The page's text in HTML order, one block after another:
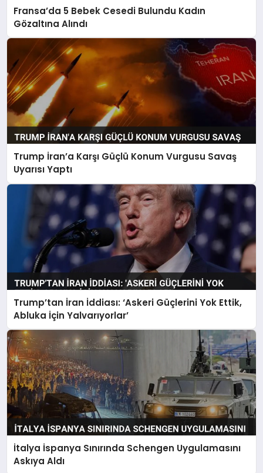
Fransa’da 5 Bebek Cesedi Bulundu Kadın
Gözaltına Alındı
Trump İran’a Karşı Güçlü Konum Vurgusu Savaş
Uyarısı Yaptı
Trump’tan İran İddiası: ‘Askeri Güçlerini Yok Ettik,
Abluka İçin Yalvarıyorlar’
İtalya İspanya Sınırında Schengen Uygulamasını
Askıya Aldı